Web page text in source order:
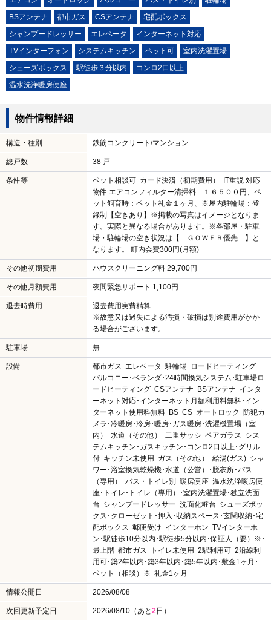
BSアンテナ
都市ガス CSアンテナ
宅配ボックス
シャンプードレッサー
エレベータ
インターネット対応
TVインターフォン
システムキッチン ペット可
室内洗濯置場
シューズボックス
駅徒歩３分以内
コンロ2口以上
温水洗浄暖房便座
物件情報詳細
構造・種別 鉄筋コンクリート/マンション
総戸数 38 戸
条件等
ペット相談可･カード決済（初期費用）･IT重説 対応
物件 エアコンフィルター清掃料 １６５００円、ペ
ット飼育時：ペット礼金１ヶ月、※屋内駐輪場：登
録制【空きあり】※掲載の写真はイメージとなりま
す。実際と異なる場合があります。※各部屋・駐車
場・駐輪場の空き状況は【 ＧＯＷＥＢ優先 】と
なります。 町内会費300円(月額)
その他初期費用 ハウスクリーニング料 29,700円
その他月額費用 夜間緊急サポート 1,100円
退去時費用
退去費用実費精算
※故意又は過失による汚損・破損は別途費用がかか
る場合がございます。
駐車場 無
設備
都市ガス･エレベータ･駐輪場･ロードヒーティング･
バルコニー･ベランダ･24時間換気システム･駐車場ロ
ードヒーティング･CSアンテナ･BSアンテナ･インタ
ーネット対応･インターネット月額利用料無料･イン
ターネット使用料無料･BS･CS･オートロック･防犯カ
メラ･冷暖房･冷房･暖房･ガス暖房･洗濯機置場（室
内）･水道（その他）･二重サッシ･ペアガラス･シス
テムキッチン･ガスキッチン･コンロ2口以上･グリル
付･キッチン未使用･ガス（その他）･給湯(ガス)･シャ
ワー･浴室換気乾燥機･水道（公営）･脱衣所･バス
（専用）･バス・トイレ別･暖房便座･温水洗浄暖房便
座･トイレ･トイレ（専用）･室内洗濯置場･独立洗面
台･シャンプードレッサー･洗面化粧台･シューズボッ
クス･クローゼット･押入･収納スペース･玄関収納･宅
配ボックス･郵便受け･インターホン･TVインターホ
ン･駅徒歩10分以内･駅徒歩5分以内･保証人（要）※･
最上階･都市ガス･トイレ未使用･2駅利用可･2沿線利
用可･築2年以内･築3年以内･築5年以内･敷金1ヶ月･
ペット（相談）※･礼金1ヶ月
情報公開日 2026/08/08
次回更新予定日 2026/08/10（あと2日）